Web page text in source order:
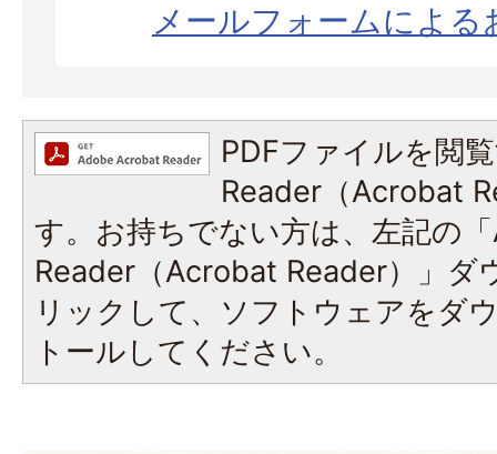
メールフォームによる
PDFファイルを閲
Reader（Acrobat
す。お持ちでない方は、左記の
Reader（Acrobat Reader）」ダ
リックして、ソフトウェアをダ
トールしてください。